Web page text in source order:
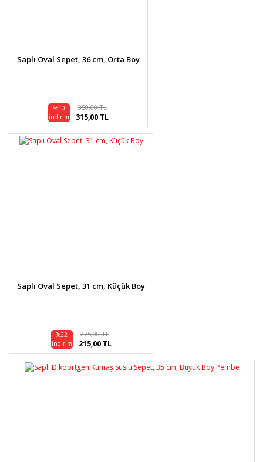
Saplı Oval Sepet, 36 cm, Orta Boy
%10
indirim
350,00 TL
315,00 TL
Saplı Oval Sepet, 31 cm, Küçük Boy
%22
indirim
275,00 TL
215,00 TL